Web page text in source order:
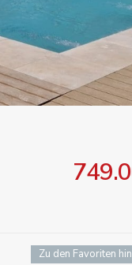
Zu den Favoriten